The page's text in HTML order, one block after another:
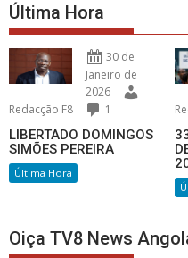
Última Hora
30 de
Janeiro de
2026
Redacção F8
1
LIBERTADO DOMINGOS
SIMÕES PEREIRA
Última Hora
Oiça TV8 News